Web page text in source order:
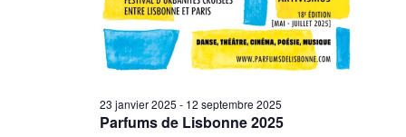
Parfums de Lisbonne 2025
23 janvier 2025 - 12 septembre 2025